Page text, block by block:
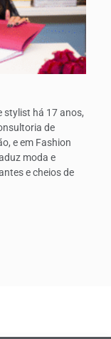
stylist há 17 anos,
de
e em Fashion
moda e
e cheios de